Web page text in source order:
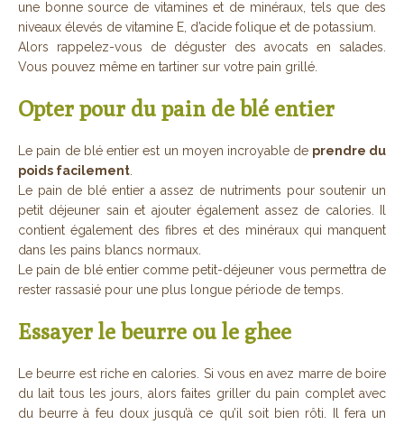
une bonne source de vitamines et de minéraux, tels que des
niveaux élevés de vitamine E, d’acide folique et de potassium.
Alors rappelez-vous de déguster des avocats en salades.
Vous pouvez même en tartiner sur votre pain grillé.
Opter pour du pain de blé entier
Le pain de blé entier est un moyen incroyable de prendre du
poids facilement
Le pain de blé entier a assez de nutriments pour soutenir un
petit déjeuner sain et ajouter également assez de calories. Il
contient également des fibres et des minéraux qui manquent
dans les pains blancs normaux.
Le pain de blé entier comme petit-déjeuner vous permettra de
rester rassasié pour une plus longue période de temps.
Essayer le beurre ou le ghee
Le beurre est riche en calories. Si vous en avez marre de boire
du lait tous les jours, alors faites griller du pain complet avec
du beurre à feu doux jusqu’à ce qu’il soit bien rôti. Il fera un